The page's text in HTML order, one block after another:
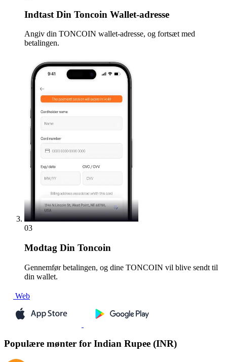
Indtast Din Toncoin Wallet-adresse
Angiv din TONCOIN wallet-adresse, og fortsæt med
betalingen.
03
Modtag Din Toncoin
Gennemfør betalingen, og dine TONCOIN vil blive sendt til
din wallet.
Web
Populære mønter for Indian Rupee (INR)